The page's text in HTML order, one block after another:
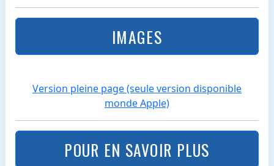
IMAGES
Version pleine page (seule version disponible
monde Apple)
POUR EN SAVOIR PLUS